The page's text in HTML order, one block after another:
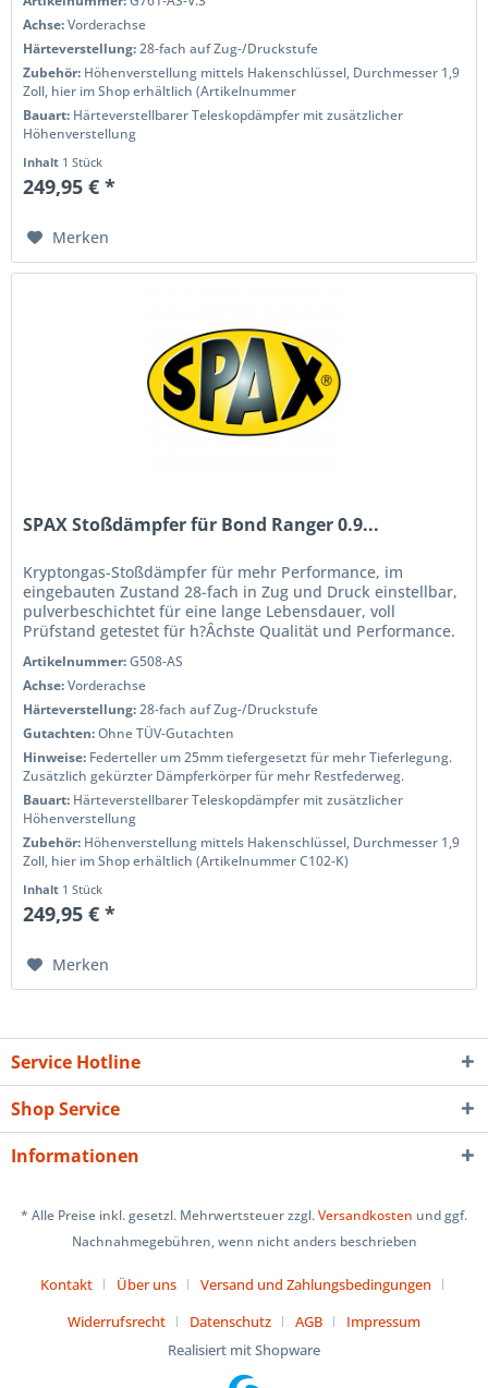
Achse:Vorderachse
Härteverstellung:28-fach auf Zug-/Druckstufe
Zubehör: Höhenverstellung mittels Hakenschlüssel, Durchmesser 1,9
Zoll, hier im Shop erhältlich (Artikelnummer
Bauart: Härteverstellbarer Teleskopdämpfer mit zusätzlicher
Höhenverstellung
Inhalt 1 Stück
249,95 € *
Merken
SPAX Stoßdämpfer für Bond Ranger 0.9...
Kryptongas-Stoßdämpfer für mehr Performance, im
eingebauten Zustand 28-fach in Zug und Druck einstellbar,
pulverbeschichtet für eine lange Lebensdauer, voll
Prüfstand getestet für h?Âchste Qualität und Performance.
Artikelnummer:G508-AS
Achse:Vorderachse
Härteverstellung:28-fach auf Zug-/Druckstufe
Gutachten:Ohne TÜV-Gutachten
Hinweise: Federteller um 25mm tiefergesetzt für mehr Tieferlegung.
Zusätzlich gekürzter Dämpferkörper für mehr Restfederweg.
Bauart: Härteverstellbarer Teleskopdämpfer mit zusätzlicher
Höhenverstellung
Zubehör: Höhenverstellung mittels Hakenschlüssel, Durchmesser 1,9
Zoll, hier im Shop erhältlich (Artikelnummer C102-K)
Inhalt 1 Stück
249,95 € *
Merken
Service Hotline
Shop Service
Informationen
* Alle Preise inkl. gesetzl. Mehrwertsteuer zzgl.Versandkosten und ggf.
Nachnahmegebühren, wenn nicht anders beschrieben
Kontakt Über uns
Versand und Zahlungsbedingungen
Widerrufsrecht
Datenschutz AGB
Impressum
Realisiert mit Shopware